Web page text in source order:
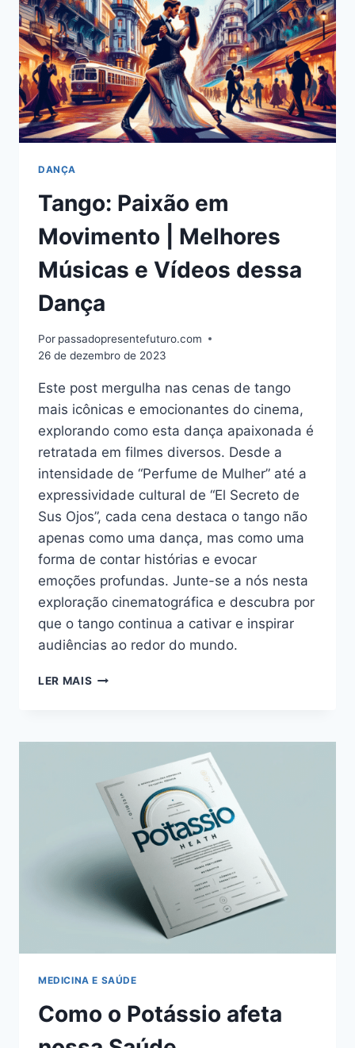
TRIAGEM
DANÇA
Tango: Paixão em
Movimento | Melhores
Músicas e Vídeos dessa
Dança
Por passadopresentefuturo.com
26 de dezembro de 2023
Este post mergulha nas cenas de tango
mais icônicas e emocionantes do cinema,
explorando como esta dança apaixonada é
retratada em filmes diversos. Desde a
intensidade de “Perfume de Mulher” até a
expressividade cultural de “El Secreto de
Sus Ojos”, cada cena destaca o tango não
apenas como uma dança, mas como uma
forma de contar histórias e evocar
emoções profundas. Junte-se a nós nesta
exploração cinematográfica e descubra por
que o tango continua a cativar e inspirar
audiências ao redor do mundo.
LER MAIS TANGO:
|
MÚSICAS
E
VÍDEOS
DESSA
DANÇA
MEDICINA E SAÚDE
Como o Potássio afeta